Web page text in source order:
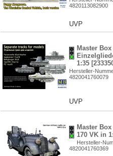
4820113082900
UVP
Master
1:35
Hersteller-
4820041760079
UVP
Master
170 VK in
Hersteller-
4820041760369